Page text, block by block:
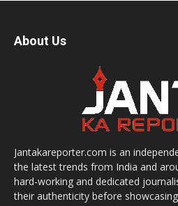
About Us
Jantakareporter.com is an
the latest trends from India and
hard-working and dedicated
their authenticity before